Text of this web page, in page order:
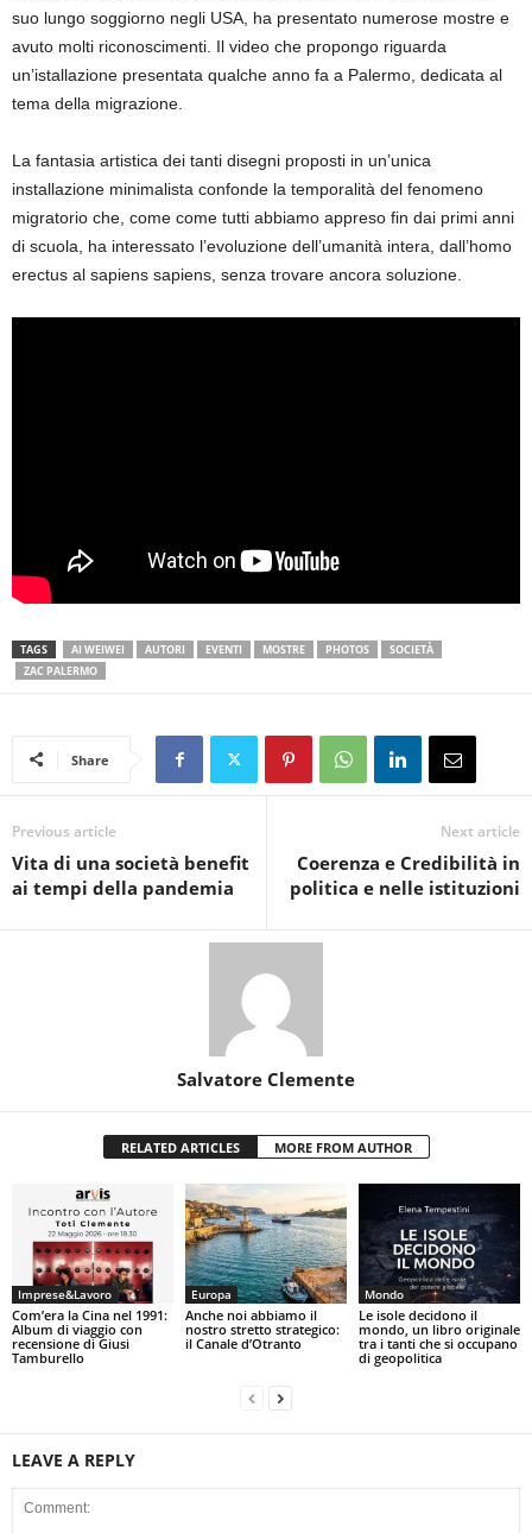
suo lungo soggiorno negli USA, ha presentato numerose mostre e
avuto molti riconoscimenti. Il video che propongo riguarda
un’istallazione presentata qualche anno fa a Palermo, dedicata al
tema della migrazione.
La fantasia artistica dei tanti disegni proposti in un’unica
installazione minimalista confonde la temporalità del fenomeno
migratorio che, come come tutti abbiamo appreso fin dai primi anni
di scuola, ha interessato l’evoluzione dell’umanità intera, dall’homo
erectus al sapiens sapiens, senza trovare ancora soluzione.
TAGS AI WEIWEI AUTORI EVENTI MOSTRE PHOTOS
SOCIETÀ
ZAC PALERMO
Share
Previous article
Vita di una società benefit
ai tempi della pandemia
Next article
Coerenza e Credibilità in
politica e nelle istituzioni
Salvatore Clemente
RELATED ARTICLES MORE FROM AUTHOR
Imprese&Lavoro
Com’era la Cina nel 1991:
Album di viaggio con
recensione di Giusi
Tamburello
Europa
Anche noi abbiamo il
nostro stretto strategico:
il Canale d’Otranto
Mondo
Le isole decidono il
mondo, un libro originale
tra i tanti che si occupano
di geopolitica
LEAVE A REPLY